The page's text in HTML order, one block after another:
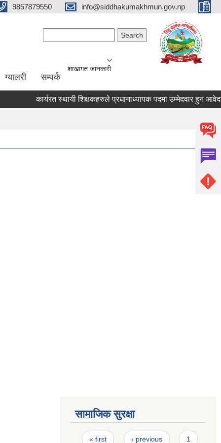
9857879550 info@siddhakumakhmun.gov.np
ग्यालरी सम्पर्क
शाखागत जानकारी
कार्यरत स्थायी शिक्षकहरुले प्रधानाध्यापक पदमा उम्मेदवार हुन आवेदन
सामाजिक सुरक्षा
Pages
« first ‹ previous 1